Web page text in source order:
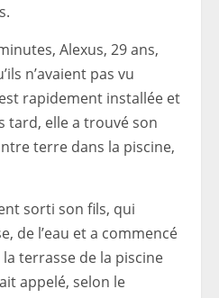
Alexus, 29 ans,
n’avaient pas vu
rapidement installée et
tard, elle a trouvé son
terre dans la piscine,
sorti son fils, qui
de l’eau et a commencé
terrasse de la piscine
appelé, selon le